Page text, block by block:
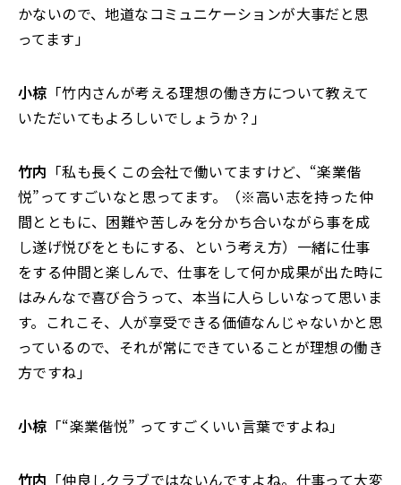
かないので、地道なコミュニケーションが大事だと思
ってます」
小椋 「竹内さんが考える理想の働き方について教えて
いただいてもよろしいでしょうか？」
竹内 「私も長くこの会社で働いてますけど、“楽業偕
悦”ってすごいなと思ってます。（※高い志を持った仲
間とともに、困難や苦しみを分かち合いながら事を成
し遂げ悦びをともにする、という考え方）一緒に仕事
をする仲間と楽しんで、仕事をして何か成果が出た時に
はみんなで喜び合うって、本当に人らしいなって思いま
す。これこそ、人が享受できる価値なんじゃないかと思
っているので、それが常にできていることが理想の働き
方ですね」
小椋 「“楽業偕悦” ってすごくいい言葉ですよね」
竹内 「仲良しクラブではないんですよね。仕事って大変